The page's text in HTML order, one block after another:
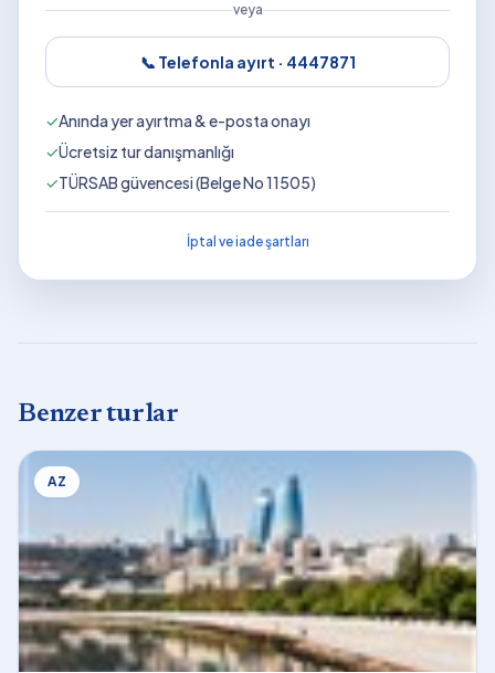
veya
📞 Telefonla ayırt · 4447871
✓Anında yer ayırtma & e-posta onayı
✓Ücretsiz tur danışmanlığı
✓TÜRSAB güvencesi (Belge No 11505)
İptal ve iade şartları
Benzer turlar
AZ